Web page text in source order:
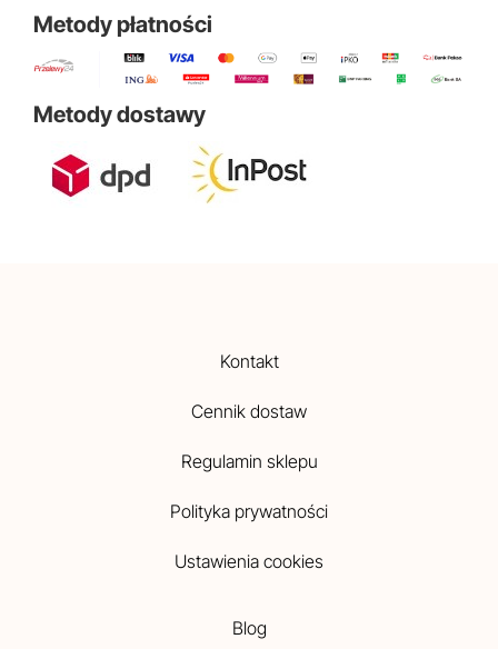
Metody płatności
Metody dostawy
Kontakt
Cennik dostaw
Regulamin sklepu
Polityka prywatności
Ustawienia cookies
Blog